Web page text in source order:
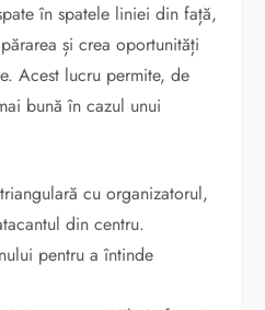
în spatele liniei din față,
și crea oportunități
Acest lucru permite, de
bună în cazul unui
cu organizatorul,
din centru.
pentru a întinde